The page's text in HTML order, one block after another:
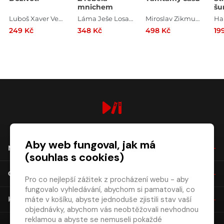
Luboš Xaver Veselý
249 Kč
mnichem
Láma Ješe Losal Rinpočhe
348 Kč
Miroslav Zikmund , Jiří Hanzelka , Miloslav Stingl , Rudolf Švaříček
498 Kč
NÁKUP
O SPOLEČNOSTI
KONTAKT
Aby web fungoval, jak má
(souhlas s cookies)
Pro co nejlepší zážitek z procházení webu - aby
fungovalo vyhledávání, abychom si pamatovali, co
máte v košíku, abyste jednoduše zjistili stav vaší
objednávky, abychom vás neobtěžovali nevhodnou
reklamou a abyste se nemuseli pokaždé